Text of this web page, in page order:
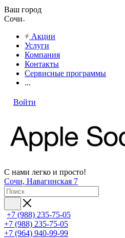
Ваш город
Сочи
Акции
Услуги
Компания
Контакты
Сервисные программы
...
Войти
С нами легко и просто!
Сочи, Навагинская 7
+7 (988) 235-75-05
+7 (988) 235-75-05
+7 (964) 940-99-99